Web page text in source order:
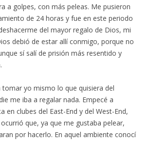
a golpes, con más peleas. Me pusieron
de 24 horas y fue en este periodo
del mayor regalo de Dios, mi
debió de estar allí conmigo, porque no
sí salí de prisión más resentido y
tomar yo mismo lo que quisiera del
me iba a regalar nada. Empecé a
en clubes del East-End y del West-End,
que, ya que me gustaba pelear,
por hacerlo. En aquel ambiente conocí